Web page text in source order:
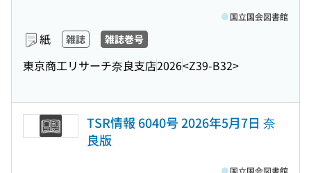
紙 雑誌 雑誌巻号
東京商工リサーチ奈良支店2026<Z39-B32>
国立国会図書館
TSR情報 6040号 2026年5月7日 奈
良版
国立国会図書館